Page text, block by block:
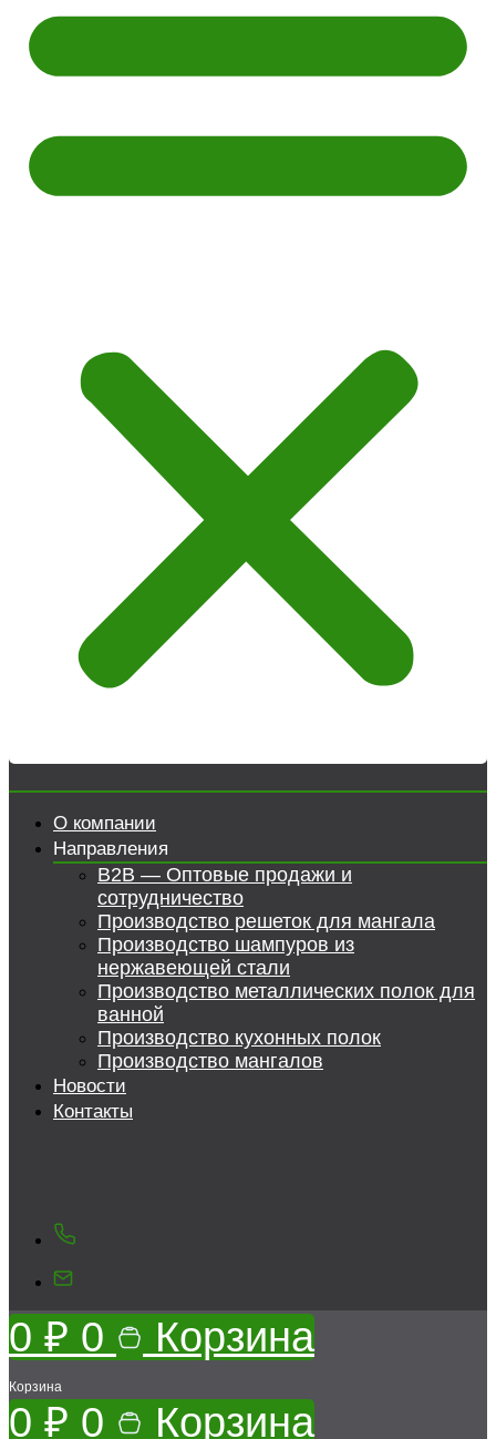
О компании
Направления
B2B — Оптовые продажи и
сотрудничество
Производство решеток для мангала
Производство шампуров из
нержавеющей стали
Производство металлических полок для
ванной
Производство кухонных полок
Производство мангалов
Новости
Контакты
0 ₽ 0 Корзина
Корзина
0 ₽ 0 Корзина